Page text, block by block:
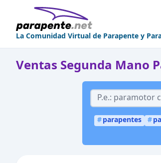
La Comunidad Virtual de Parapente y
Ventas Segunda Mano
#parapentes #